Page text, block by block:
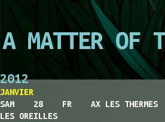
A MATTER OF
2012
JANVIER
SAM 28 FR AX LES THERMES DE
LES OREILLES